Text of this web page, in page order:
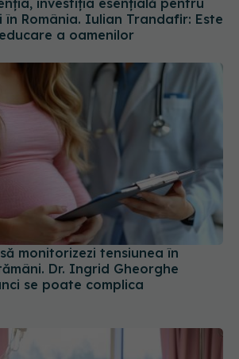
Dr. Ingrid Gheorghe
se poate complica